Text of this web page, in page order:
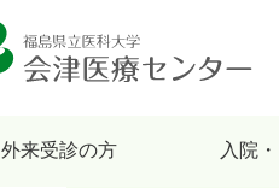
外来受診の方 入院